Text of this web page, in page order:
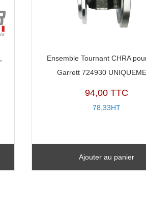
Ensemble Tournant CHRA
Garrett 724930
94,00 TTC
78,33HT
Ajouter au panier